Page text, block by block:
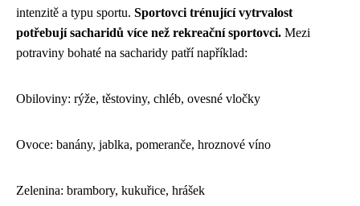
intenzitě a typu sportu. Sportovci trénující vytrvalost
potřebují sacharidů více než rekreační sportovci. Mezi
potraviny bohaté na sacharidy patří například:
Obiloviny: rýže, těstoviny, chléb, ovesné vločky
Ovoce: banány, jablka, pomeranče, hroznové víno
Zelenina: brambory, kukuřice, hrášek